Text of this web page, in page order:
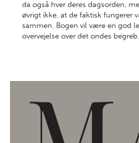
da også hver deres dagsorden,
øvrigt ikke, at de faktisk fungerer
sammen. Bogen vil være en god
overvejelse over det ondes